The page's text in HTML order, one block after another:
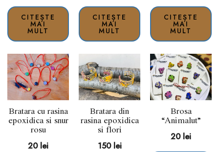
CITEȘTE
MAI
MULT
CITEȘTE
MAI
MULT
CITEȘTE
MAI
MULT
Bratara cu rasina
epoxidica si snur
rosu
20 lei
Bratara din
rasina epoxidica
si flori
150 lei
Brosa
“Animalut”
20 lei